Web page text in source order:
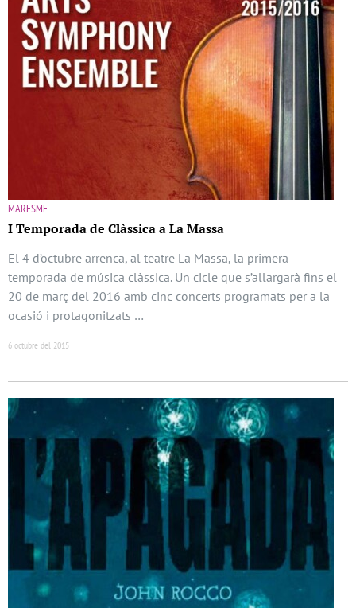
MARESME
I Temporada de Clàssica a La Massa
El 4 d’octubre arrenca, al teatre La Massa, la primera
temporada de música clàssica. Un cicle que s’allargarà fins el
20 de març del 2016 amb cinc concerts programats per a la
ocasió i protagonitzats …
6 octubre del 2015